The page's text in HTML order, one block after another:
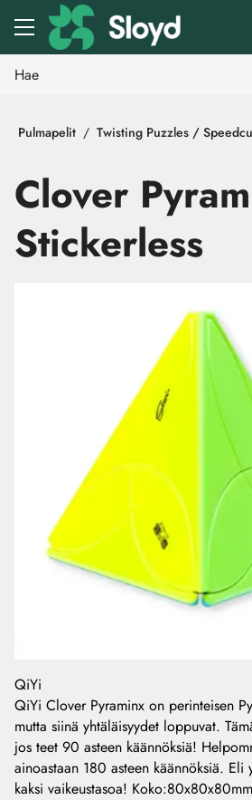
Siirry pääsisältöön
Pulmapelit Twisting Puzzles /
Clover
Stickerless
QiYi
QiYi Clover Pyraminx on perinteisen
mutta siinä yhtäläisyydet loppuvat.
jos teet 90 asteen käännöksiä!
ainoastaan 180 asteen käännöksiä. Eli
kaksi vaikeustasoa! Koko:80x80x80mm